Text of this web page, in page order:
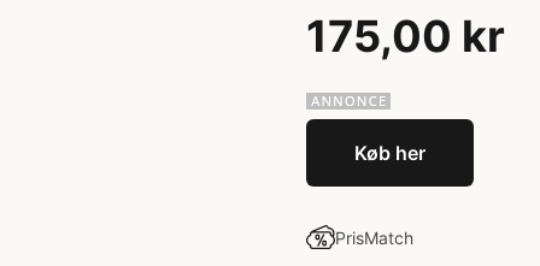
175,00 kr
Køb her
PrisMatch